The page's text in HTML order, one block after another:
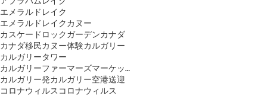
エメラルドレイク
エメラルドレイクカヌー
カスケードロックガーデンカナダ
カナダ移民カヌー体験カルガリー
カルガリータワー
カルガリーファーマーズマーケット
カルガリー発カルガリー空港送迎
コロナウィルス コロナウィルス